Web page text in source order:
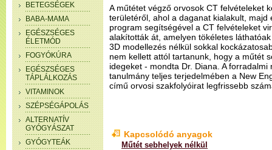
BETEGSÉGEK
BABA-MAMA
EGÉSZSÉGES
ÉLETMÓD
FOGYÓKÚRA
EGÉSZSÉGES
TÁPLÁLKOZÁS
VITAMINOK
SZÉPSÉGÁPOLÁS
ALTERNATÍV
GYÓGYÁSZAT
GYÓGYTEÁK
A műtétet végző orvosok CT felvételeket
területéről, ahol a daganat kialakult, majd
program segítségével a CT felvételeket
alakították át, amelyen tökéletes
3D modellezés nélkül sokkal
nem kellett attól tartanunk, hogy a műtét
idegeket - mondta Dr. Diana. A
tanulmány teljes terjedelmében a New
című orvosi szakfolyóirat legfrissebb
Kapcsolódó anyagok
Műtét sebhelyek nélkül